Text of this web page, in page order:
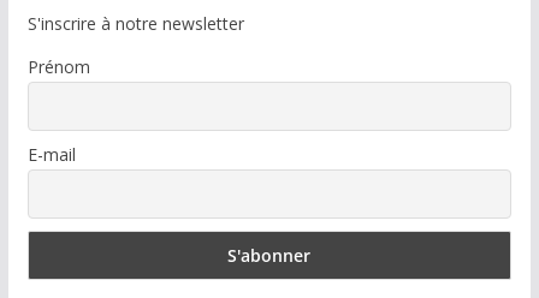
S'inscrire à notre newsletter
Prénom
E-mail